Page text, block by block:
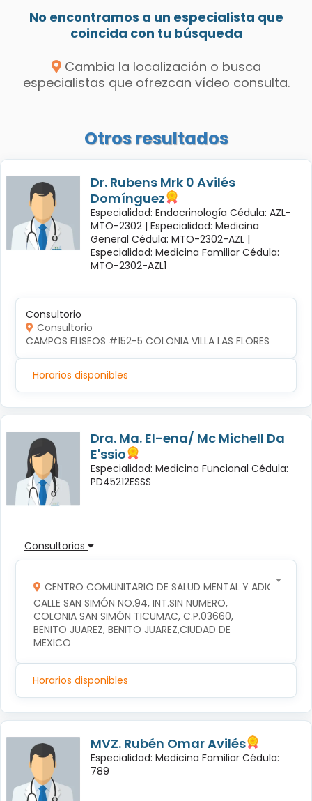
No encontramos a un especialista que
coincida con tu búsqueda
Cambia la localización o busca
especialistas que ofrezcan vídeo consulta.
Otros resultados
Dr. Rubens Mrk 0 Avilés
Domínguez
Especialidad: Endocrinología Cédula: AZL-
MTO-2302 | Especialidad: Medicina
General Cédula: MTO-2302-AZL |
Especialidad: Medicina Familiar Cédula:
MTO-2302-AZL1
Consultorio
Consultorio
CAMPOS ELISEOS #152-5 COLONIA VILLA LAS FLORES
Horarios disponibles
Dra. Ma. El-ena/ Mc Michell Da
E'ssio
Especialidad: Medicina Funcional Cédula:
PD45212ESSS
Consultorios
CENTRO COMUNITARIO DE SALUD MENTAL Y ADICCIONES
CALLE SAN SIMÓN NO.94, INT.SIN NUMERO,
COLONIA SAN SIMÓN TICUMAC, C.P.03660,
BENITO JUAREZ, BENITO JUAREZ,CIUDAD DE
MEXICO
Horarios disponibles
MVZ. Rubén Omar Avilés
Especialidad: Medicina Familiar Cédula:
789